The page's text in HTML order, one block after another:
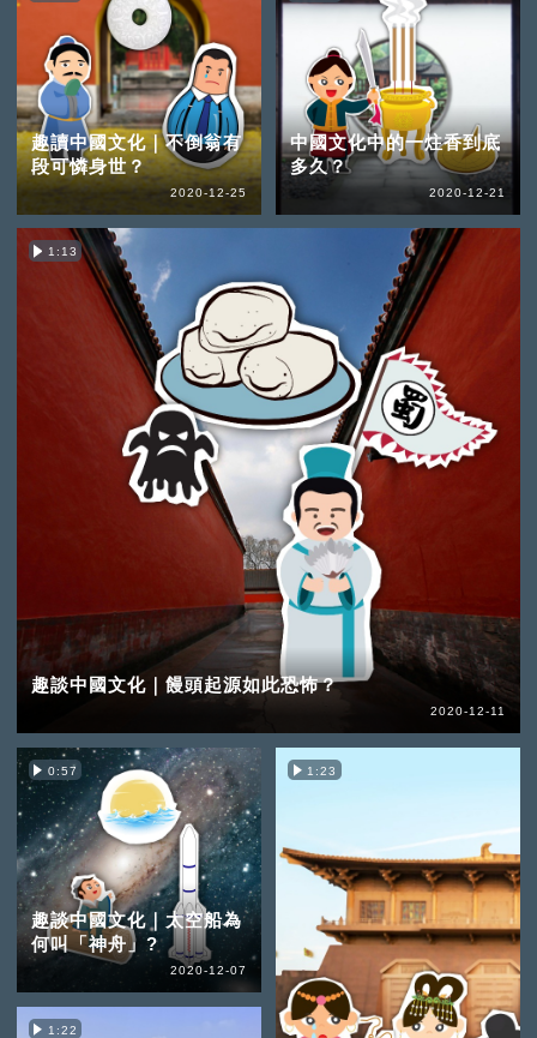
趣讀中國文化｜不倒翁有
段可憐身世？
2020-12-25
中國文化中的一炷香到底
多久？
2020-12-21
1:13
趣談中國文化｜饅頭起源如此恐怖？
2020-12-11
0:57
趣談中國文化｜太空船為
何叫「神舟」?
2020-12-07
1:22
1:23